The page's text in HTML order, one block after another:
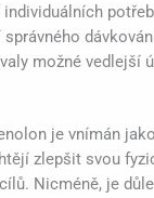
individuálních
správného
možné vedlejší
je vnímán
zlepšit svou
Nicméně, je